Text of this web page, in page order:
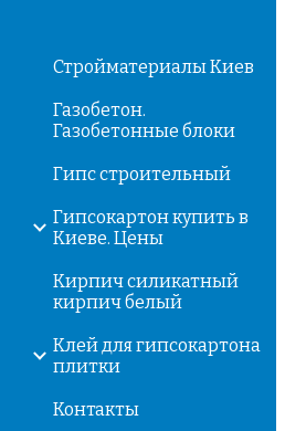
Стройматериалы Киев
Газобетон.
Газобетонные блоки
Гипс строительный
Гипсокартон купить в
Киеве. Цены
Кирпич силикатный
кирпич белый
Клей для гипсокартона
плитки
Контакты